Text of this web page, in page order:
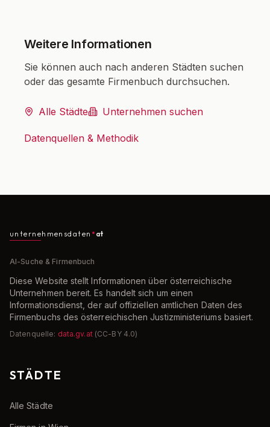
Weitere Informationen
Sie können auch nach anderen Städten suchen
oder das gesamte Firmenbuch durchsuchen.
Alle Städte Unternehmen suchen
Datenquellen & Methodik
unternehmensdaten at
AI-Suche & Firmenbuch
Diese Website stellt Informationen über österreichische
Unternehmen bereit. Es handelt sich um einen
Informationsdienst, der auf offiziellen amtlichen Daten des
Firmenbuchs des österreichischen Justizministeriums basiert.
Datenquelle: data.gv.at (CC-BY 4.0)
STÄDTE
Alle Städte